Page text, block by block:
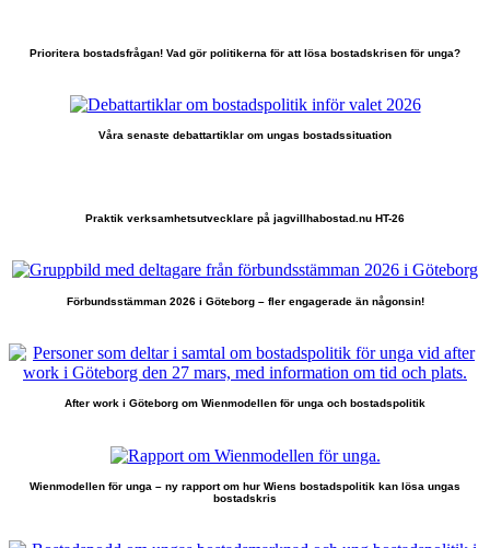
Prioritera bostadsfrågan! Vad gör politikerna för att lösa bostadskrisen för unga?
Våra senaste debattartiklar om ungas bostadssituation
Praktik verksamhetsutvecklare på jagvillhabostad.nu HT-26
Förbundsstämman 2026 i Göteborg – fler engagerade än någonsin!
After work i Göteborg om Wienmodellen för unga och bostadspolitik
Wienmodellen för unga – ny rapport om hur Wiens bostadspolitik kan lösa ungas
bostadskris